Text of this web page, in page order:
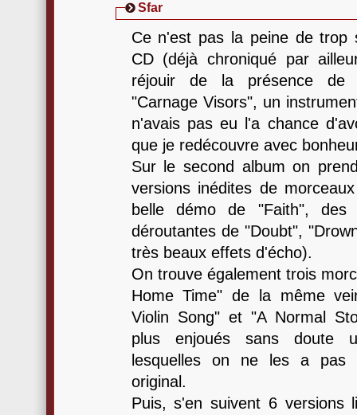
Sfar
Ce n'est pas la peine de trop
CD (déjà chroniqué par
réjouir de la présence de
"Carnage Visors", un
n'avais pas eu l'a chance
que je redécouvre avec
Sur le second album on
versions inédites de
belle démo de "Faith", des
déroutantes de "Doubt",
très beaux effets d'écho).
On trouve également trois
Home Time" de la même
Violin Song" et "A Normal
plus enjoués sans doute
lesquelles on ne les a pas
original.
Puis, s'en suivent 6 versions